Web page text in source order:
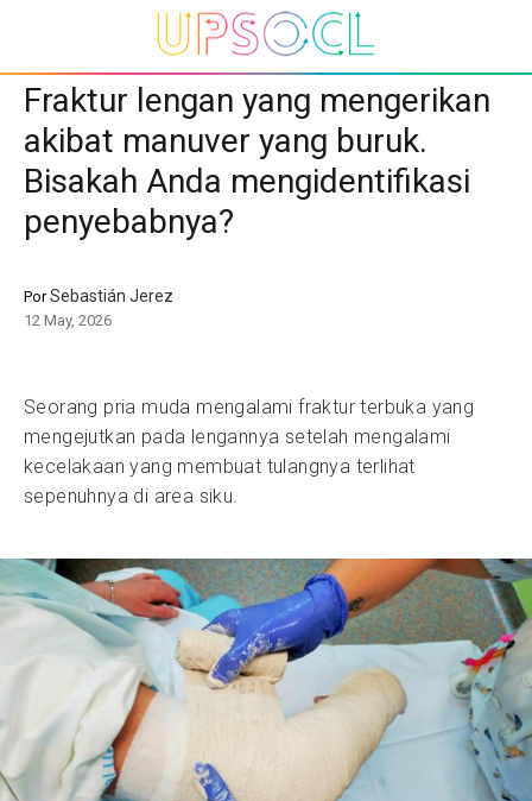
Fraktur lengan yang mengerikan
akibat manuver yang buruk.
Bisakah Anda mengidentifikasi
penyebabnya?
PorSebastián Jerez
12 May, 2026
Seorang pria muda mengalami fraktur terbuka yang
mengejutkan pada lengannya setelah mengalami
kecelakaan yang membuat tulangnya terlihat
sepenuhnya di area siku.